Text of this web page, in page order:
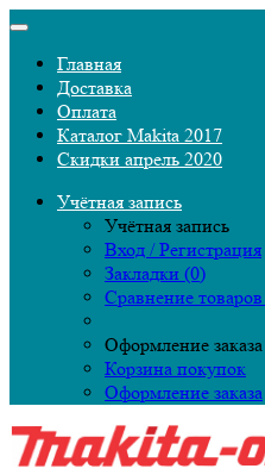
Главная
Доставка
Оплата
Каталог Makita 2017
Скидки апрель 2020
Учётная запись
Учётная запись
Вход / Регистрация
Закладки (0)
Сравнение
Оформление заказа
Корзина покупок
Оформление заказа